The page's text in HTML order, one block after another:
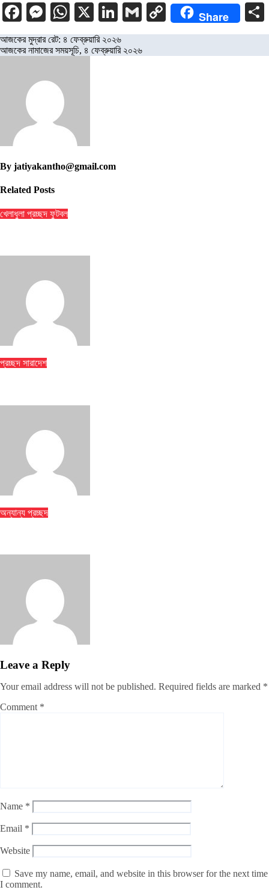
Facebook
Messenger
WhatsApp
X LinkedIn
GmailCopy
Link
Share
Post
navigation
আজকের মুদ্রার রেট: ৪ ফেব্রুয়ারি ২০২৬
আজকের নামাজের সময়সূচি, ৪ ফেব্রুয়ারি ২০২৬
By jatiyakantho@gmail.com
Related Posts
খেলাধুলা প্রচ্ছদ ফুটবল
প্রচ্ছদ সারাদেশ
অন্যান্য প্রচ্ছদ
Leave a Reply
Your email address will not be published. Required fields are marked *
Comment *
Name *
Email *
Website
Save my name, email, and website in this browser for the next time
I comment.